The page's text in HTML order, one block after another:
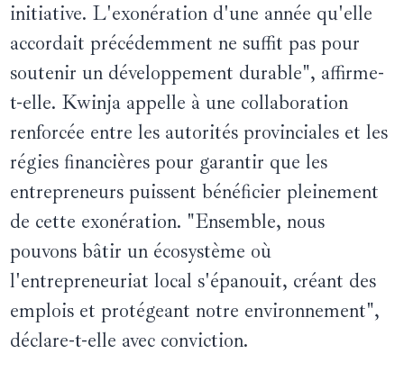
initiative. L'exonération d'une année qu'elle
accordait précédemment ne suffit pas pour
soutenir un développement durable", affirme-
t-elle. Kwinja appelle à une collaboration
renforcée entre les autorités provinciales et les
régies financières pour garantir que les
entrepreneurs puissent bénéficier pleinement
de cette exonération. "Ensemble, nous
pouvons bâtir un écosystème où
l'entrepreneuriat local s'épanouit, créant des
emplois et protégeant notre environnement",
déclare-t-elle avec conviction.